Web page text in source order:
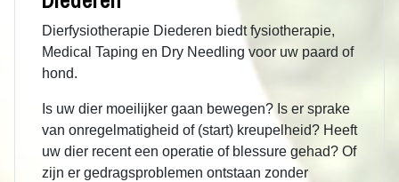
Dierfysiotherapie Diederen biedt fysiotherapie,
Medical Taping en Dry Needling voor uw paard of
hond.
Is uw dier moeilijker gaan bewegen? Is er sprake
van onregelmatigheid of (start) kreupelheid? Heeft
uw dier recent een operatie of blessure gehad? Of
zijn er gedragsproblemen ontstaan zonder